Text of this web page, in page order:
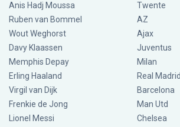
Anis Hadj Moussa
Ruben van Bommel
Wout Weghorst
Davy Klaassen
Memphis Depay
Erling Haaland
Virgil van Dijk
Frenkie de Jong
Lionel Messi
Twente
AZ
Ajax
Juventus
Milan
Real Madrid
Barcelona
Man Utd
Chelsea